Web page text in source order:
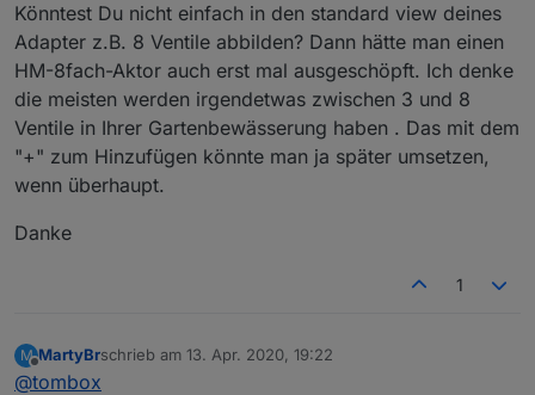
Könntest Du nicht einfach in den standard view deines
Adapter z.B. 8 Ventile abbilden? Dann hätte man einen
HM-8fach-Aktor auch erst mal ausgeschöpft. Ich denke
die meisten werden irgendetwas zwischen 3 und 8
Ventile in Ihrer Gartenbewässerung haben . Das mit dem
"+" zum Hinzufügen könnte man ja später umsetzen,
wenn überhaupt.
Danke
1
M
Offline
MartyBrschrieb am 13. Apr. 2020, 19:22
zuletzt editiert von
@tombox